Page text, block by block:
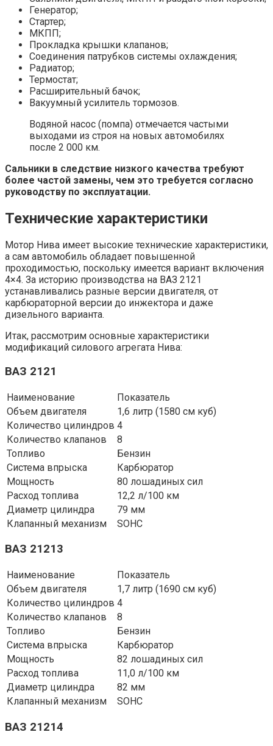
Генератор;
Стартер;
МКПП;
Прокладка крышки клапанов;
Соединения патрубков системы охлаждения;
Радиатор;
Термостат;
Расширительный бачок;
Вакуумный усилитель тормозов.
Водяной насос (помпа) отмечается частыми
выходами из строя на новых автомобилях
после 2 000 км.
Сальники в следствие низкого качества требуют
более частой замены, чем это требуется согласно
руководству по эксплуатации.
Технические характеристики
Мотор Нива имеет высокие технические характеристики,
а сам автомобиль обладает повышенной
проходимостью, поскольку имеется вариант включения
4×4. За историю производства на ВАЗ 2121
устанавливались разные версии двигателя, от
карбюраторной версии до инжектора и даже
дизельного варианта.
Итак, рассмотрим основные характеристики
модификаций силового агрегата Нива:
ВАЗ 2121
Наименование
Показатель
Объем двигателя
1,6 литр (1580 см куб)
Количество цилиндров 4
Количество клапанов
8
Топливо
Бензин
Система впрыска
Карбюратор
Мощность
80 лошадиных сил
Расход топлива
12,2 л/100 км
Диаметр цилиндра
79 мм
Клапанный механизм
SOHC
ВАЗ 21213
Наименование
Показатель
Объем двигателя
1,7 литр (1690 см куб)
Количество цилиндров 4
Количество клапанов
8
Топливо
Бензин
Система впрыска
Карбюратор
Мощность
82 лошадиных сил
Расход топлива
11,0 л/100 км
Диаметр цилиндра
82 мм
Клапанный механизм
SOHC
ВАЗ 21214